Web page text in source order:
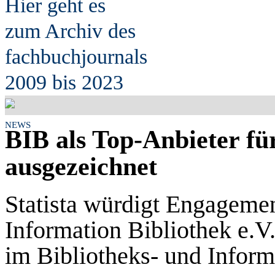
Hier geht es
zum Archiv des
fachbuchjournals
2009 bis 2023
NEWS
BIB als Top-Anbieter
ausgezeichnet
Statista würdigt
Information Bibliothek
im Bibliotheks- und